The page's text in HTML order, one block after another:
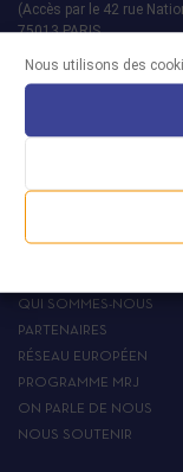
Nous utilisons des
(Accès par le 42 rue
75013 PARIS
QUI SOMMES-NOUS
PARTENAIRES
RÉSEAU EUROPÉEN
PROGRAMME MRJ
ON PARLE DE NOUS
NOUS SOUTENIR